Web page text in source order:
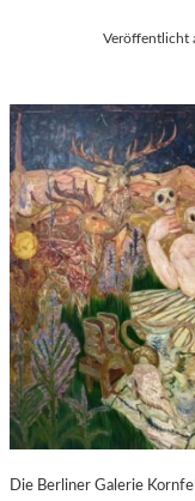
Veröffentlicht
Die Berliner Galerie